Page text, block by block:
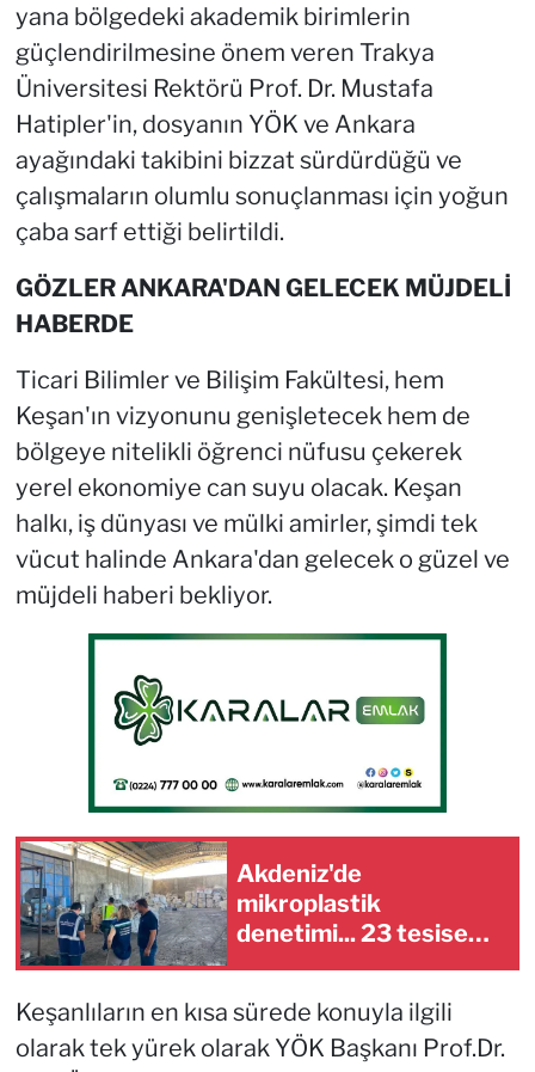
yana bölgedeki akademik birimlerin
güçlendirilmesine önem veren Trakya
Üniversitesi Rektörü Prof. Dr. Mustafa
Hatipler'in, dosyanın YÖK ve Ankara
ayağındaki takibini bizzat sürdürdüğü ve
çalışmaların olumlu sonuçlanması için yoğun
çaba sarf ettiği belirtildi.
GÖZLER ANKARA'DAN GELECEK MÜJDELİ
HABERDE
Ticari Bilimler ve Bilişim Fakültesi, hem
Keşan'ın vizyonunu genişletecek hem de
bölgeye nitelikli öğrenci nüfusu çekerek
yerel ekonomiye can suyu olacak. Keşan
halkı, iş dünyası ve mülki amirler, şimdi tek
vücut halinde Ankara'dan gelecek o güzel ve
müjdeli haberi bekliyor.
Akdeniz'de
mikroplastik
denetimi... 23 tesise
Keşanlıların en kısa sürede konuyla ilgili
olarak tek yürek olarak YÖK Başkanı Prof.Dr.